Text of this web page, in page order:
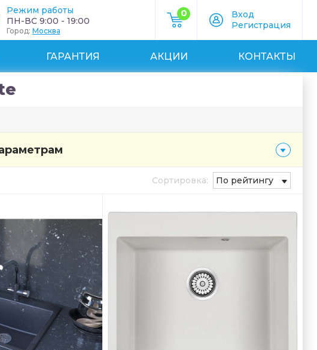
Режим работы
ПН-ВС 9:00 - 19:00
Город: Москва
0
Вход
Регистрация
ГАРАНТИЯ АКЦИИ КОНТАКТЫ
Сортировка: По рейтингу